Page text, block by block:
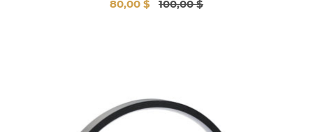
80,00 $ 100,00 $